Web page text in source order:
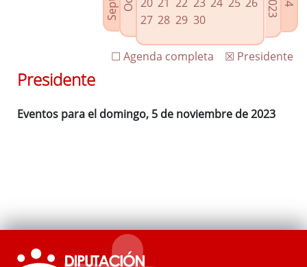
Plenos provinciales y Juntas de gobierno
Oficina de Proyectos Europeos
27 28 29 30
☒ Presidente
☐ Agenda completa
Presidente
Eventos para el domingo, 5 de noviembre de 2023